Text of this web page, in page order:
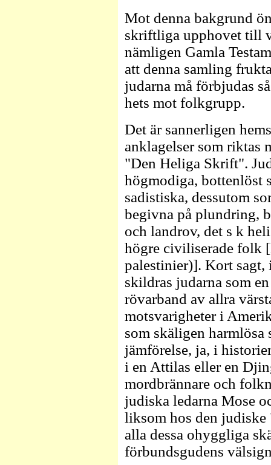
Mot denna bakgrund
skriftliga upphovet till
nämligen Gamla
att denna samling
judarna må förbjudas
hets mot folkgrupp.
Det är sannerligen
anklagelser som riktas
"Den Heliga Skrift".
högmodiga, bottenlöst
sadistiska, dessutom
begivna på plundring,
och landrov, det s k
högre civiliserade folk
palestinier)]. Kort sagt,
skildras judarna som
rövarband av allra
motsvarigheter i
som skäligen harmlösa
jämförelse, ja, i
i en Attilas eller en
mordbrännare och
judiska ledarna Mose
liksom hos den
alla dessa ohyggliga
förbundsgudens